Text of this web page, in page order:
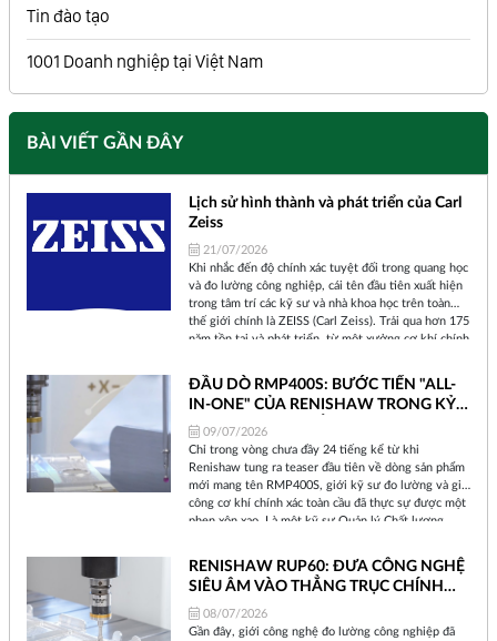
Tin đào tạo
1001 Doanh nghiệp tại Việt Nam
BÀI VIẾT GẦN ĐÂY
Lịch sử hình thành và phát triển của Carl
Zeiss
21/07/2026
Khi nhắc đến độ chính xác tuyệt đối trong quang học
và đo lường công nghiệp, cái tên đầu tiên xuất hiện
trong tâm trí các kỹ sư và nhà khoa học trên toàn
thế giới chính là ZEISS (Carl Zeiss). Trải qua hơn 175
năm tồn tại và phát triển, từ một xưởng cơ khí chính
đoàn công nghệ toàn cầu, ZEISS đã không ngừng
định hình lại cách chúng ta nhìn nhận thế giới và
kiểm soát chất lượng sản phẩm.
ĐẦU DÒ RMP400S: BƯỚC TIẾN "ALL-
IN-ONE" CỦA RENISHAW TRONG KỶ
NGUYÊN SẢN XUẤT THÔNG MINH
09/07/2026
Chỉ trong vòng chưa đầy 24 tiếng kể từ khi
Renishaw tung ra teaser đầu tiên về dòng sản phẩm
mới mang tên RMP400S, giới kỹ sư đo lường và gia
công cơ khí chính xác toàn cầu đã thực sự được một
phen xôn xao. Là một kỹ sư Quản lý Chất lượng
mỗi khi Renishaw ra mắt một thiết bị mới, đó không
chỉ là sự nâng cấp phần cứng đơn thuần, mà là một
sự dịch chuyển về triết lý sản xuất.
RENISHAW RUP60: ĐƯA CÔNG NGHỆ
SIÊU ÂM VÀO THẲNG TRỤC CHÍNH
MÁY CNC
08/07/2026
Gần đây, giới công nghệ đo lường công nghiệp đã